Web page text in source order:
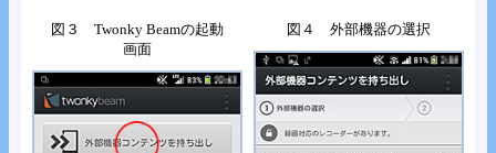
図３ Twonky Beamの起動
画面
図４ 外部機器の選択